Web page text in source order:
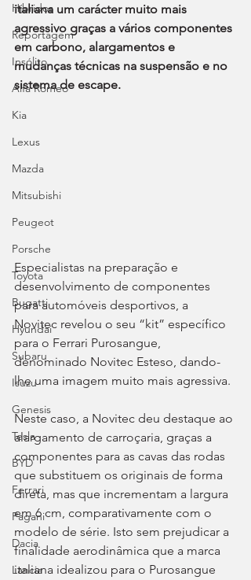
Híbridos
Reportagem
Insólito
Alfa Romeo
Kia
Lexus
Mazda
Mitsubishi
Peugeot
Porsche
Toyota
Bugatti
Hyundai
Subaru
Isuzu
Genesis
Tesla
BYD
Ferrari
Pagani
Dacia
Lancia
italiana um carácter muito mais
agressivo graças a vários componentes
em carbono, alargamentos e
mudanças técnicas na suspensão e no
sistema de escape.
Especialistas na preparação e
desenvolvimento de componentes
para automóveis desportivos, a
Novitec revelou o seu “kit” específico
para o Ferrari Purosangue,
denominado Novitec Esteso, dando-
lhe uma imagem muito mais agressiva.
Neste caso, a Novitec deu destaque ao
alargamento de carroçaria, graças a
componentes para as cavas das rodas
que substituem os originais de forma
direta, mas que incrementam a largura
em 6 cm, comparativamente com o
modelo de série. Isto sem prejudicar a
finalidade aerodinâmica que a marca
italiana idealizou para o Purosangue